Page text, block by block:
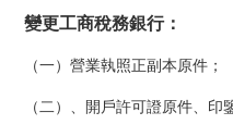
變更工商稅務銀行：
（一）營業執照正副本原件；
（二）、開戶許可證原件、印